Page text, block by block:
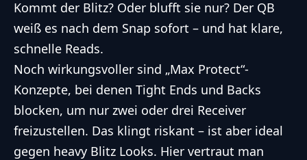
Kommt der Blitz? Oder blufft sie nur? Der QB
weiß es nach dem Snap sofort – und hat klare,
schnelle Reads.
Noch wirkungsvoller sind „Max Protect“-
Konzepte, bei denen Tight Ends und Backs
blocken, um nur zwei oder drei Receiver
freizustellen. Das klingt riskant – ist aber ideal
gegen heavy Blitz Looks. Hier vertraut man